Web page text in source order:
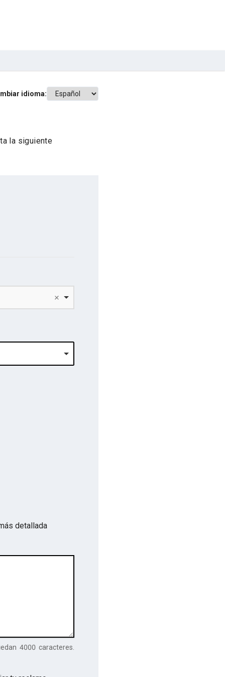
idioma:
la siguiente
detallada
4000 caracteres.